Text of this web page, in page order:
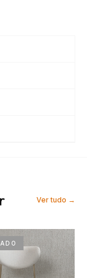
Ver tudo →